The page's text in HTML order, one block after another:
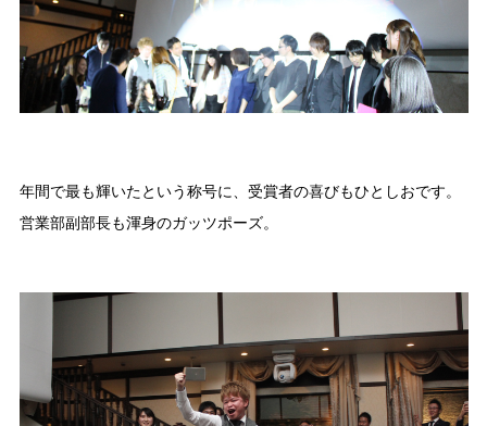
年間で最も輝いたという称号に、受賞者の喜びもひとしおです。
営業部副部長も渾身のガッツポーズ。